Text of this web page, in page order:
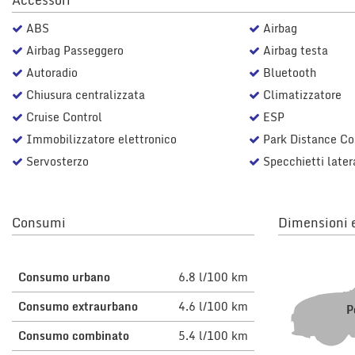
ABS
Airbag Passeggero
Autoradio
Chiusura centralizzata
Cruise Control
Immobilizzatore elettronico
Servosterzo
Airbag
Airbag testa
Bluetooth
Climatizzatore
ESP
Park Distance
Specchietti
Consumi
Consumo urbano
6.8 l/100 km
Consumo extraurbano
4.6 l/100 km
Consumo combinato
5.4 l/100 km
Dimensioni
questi
strumenti
di
tracciamento
si
rimanda
alla
cookie
policy.
Puoi
le
tue
in
qualsiasi
momento.